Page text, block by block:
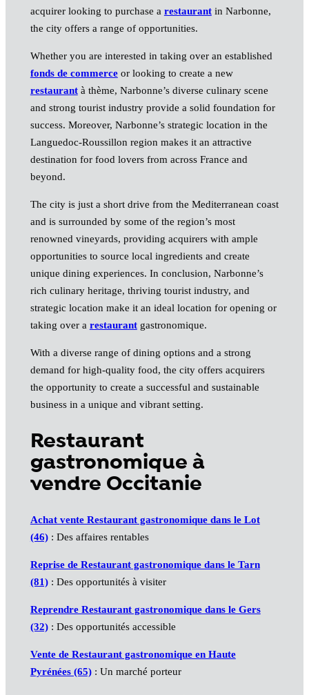
acquirer looking to purchase a restaurantin Narbonne,
the city offers a range of opportunities.
Whether you are interested in taking over an established
fonds de commerceor looking to create a new
restaurantà thème, Narbonne’s diverse culinary scene
and strong tourist industry provide a solid foundation for
success. Moreover, Narbonne’s strategic location in the
Languedoc-Roussillon region makes it an attractive
destination for food lovers from across France and
beyond.
The city is just a short drive from the Mediterranean coast
and is surrounded by some of the region’s most
renowned vineyards, providing acquirers with ample
opportunities to source local ingredients and create
unique dining experiences. In conclusion, Narbonne’s
rich culinary heritage, thriving tourist industry, and
strategic location make it an ideal location for opening or
taking over a restaurantgastronomique.
With a diverse range of dining options and a strong
demand for high-quality food, the city offers acquirers
the opportunity to create a successful and sustainable
business in a unique and vibrant setting.
Restaurant
gastronomique à
vendre Occitanie
Achat vente Restaurant gastronomique dans le Lot
(46): Des affaires rentables
Reprise de Restaurant gastronomique dans le Tarn
(81): Des opportunités à visiter
Reprendre Restaurant gastronomique dans le Gers
(32): Des opportunités accessible
Vente de Restaurant gastronomique en Haute
Pyrénées (65): Un marché porteur